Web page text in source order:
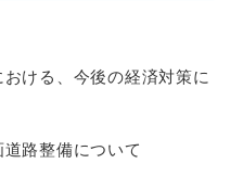
ける、今後の経済対策に
路整備について